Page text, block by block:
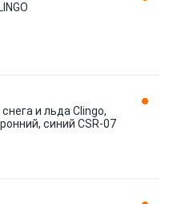
и льда Clingo,
синий CSR-07